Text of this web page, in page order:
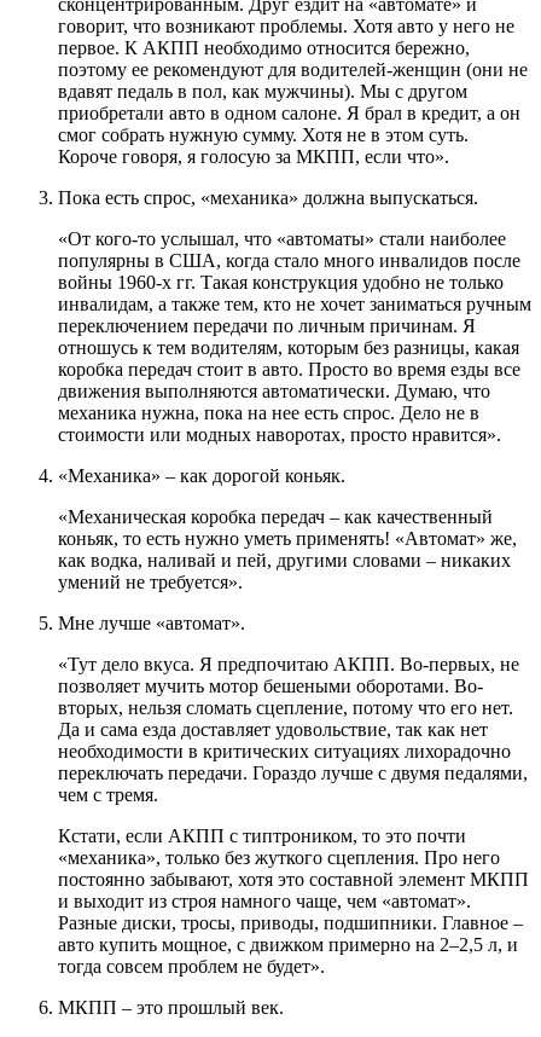
сконцентрированным. Друг ездит на «автомате» и
говорит, что возникают проблемы. Хотя авто у него не
первое. К АКПП необходимо относится бережно,
поэтому ее рекомендуют для водителей-женщин (они не
вдавят педаль в пол, как мужчины). Мы с другом
приобретали авто в одном салоне. Я брал в кредит, а он
смог собрать нужную сумму. Хотя не в этом суть.
Короче говоря, я голосую за МКПП, если что».
Пока есть спрос, «механика» должна выпускаться.
«От кого-то услышал, что «автоматы» стали наиболее
популярны в США, когда стало много инвалидов после
войны 1960-х гг. Такая конструкция удобно не только
инвалидам, а также тем, кто не хочет заниматься ручным
переключением передачи по личным причинам. Я
отношусь к тем водителям, которым без разницы, какая
коробка передач стоит в авто. Просто во время езды все
движения выполняются автоматически. Думаю, что
механика нужна, пока на нее есть спрос. Дело не в
стоимости или модных наворотах, просто нравится».
«Механика» – как дорогой коньяк.
«Механическая коробка передач – как качественный
коньяк, то есть нужно уметь применять! «Автомат» же,
как водка, наливай и пей, другими словами – никаких
умений не требуется».
Мне лучше «автомат».
«Тут дело вкуса. Я предпочитаю АКПП. Во-первых, не
позволяет мучить мотор бешеными оборотами. Во-
вторых, нельзя сломать сцепление, потому что его нет.
Да и сама езда доставляет удовольствие, так как нет
необходимости в критических ситуациях лихорадочно
переключать передачи. Гораздо лучше с двумя педалями,
чем с тремя.
Кстати, если АКПП с типтроником, то это почти
«механика», только без жуткого сцепления. Про него
постоянно забывают, хотя это составной элемент МКПП
и выходит из строя намного чаще, чем «автомат».
Разные диски, тросы, приводы, подшипники. Главное –
авто купить мощное, с движком примерно на 2–2,5 л, и
тогда совсем проблем не будет».
МКПП – это прошлый век.